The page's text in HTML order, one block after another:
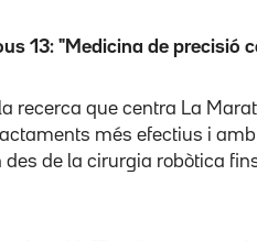
13: "Medicina de precisió
recerca que centra La
més efectius i
des de la cirurgia robòtica